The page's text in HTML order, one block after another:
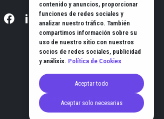
© EL HUB DE NEGOCIOS 2026
contenido y anuncios, proporcionar
funciones de redes sociales y
analizar nuestro tráfico. También
compartimos información sobre su
uso de nuestro sitio con nuestros
socios de redes sociales, publicidad
y análisis. Política de Cookies
Aceptar todo
Aceptar solo necesarias